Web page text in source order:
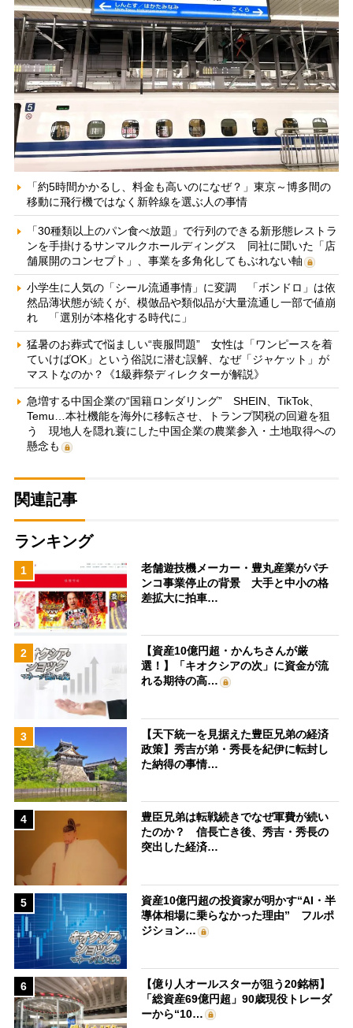
「約5時間かかるし、料金も高いのになぜ？」東京～博多間の
移動に飛行機ではなく新幹線を選ぶ人の事情
「30種類以上のパン食べ放題」で行列のできる新形態レストラ
ンを手掛けるサンマルクホールディングス 同社に聞いた「店
舗展開のコンセプト」、事業を多角化してもぶれない軸
小学生に人気の「シール流通事情」に変調 「ボンドロ」は依
然品薄状態が続くが、模倣品や類似品が大量流通し一部で値崩
れ 「選別が本格化する時代に」
猛暑のお葬式で悩ましい“喪服問題” 女性は「ワンピースを着
ていけばOK」という俗説に潜む誤解、なぜ「ジャケット」が
マストなのか？《1級葬祭ディレクターが解説》
急増する中国企業の“国籍ロンダリング” SHEIN、TikTok、
Temu…本社機能を海外に移転させ、トランプ関税の回避を狙
う 現地人を隠れ蓑にした中国企業の農業参入・土地取得への
懸念も
関連記事
ランキング
1
老舗遊技機メーカー・豊丸産業がパチ
ンコ事業停止の背景 大手と中小の格
差拡大に拍車…
2
【資産10億円超・かんちさんが厳
選！】「キオクシアの次」に資金が流
れる期待の高…
3
【天下統一を見据えた豊臣兄弟の経済
政策】秀吉が弟・秀長を紀伊に転封し
た納得の事情…
4
豊臣兄弟は転戦続きでなぜ軍費が続い
たのか？ 信長亡き後、秀吉・秀長の
突出した経済…
5
資産10億円超の投資家が明かす“AI・半
導体相場に乗らなかった理由” フルポ
ジション…
6
【億り人オールスターが狙う20銘柄】
「総資産69億円超」90歳現役トレーダ
ーから“10…